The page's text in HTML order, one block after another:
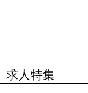
求人特集